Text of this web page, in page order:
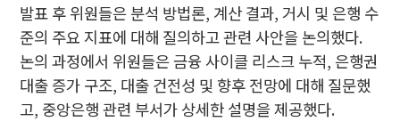
발표 후 위원들은 분석 방법론, 계산 결과, 거시 및 은행 수
준의 주요 지표에 대해 질의하고 관련 사안을 논의했다.
논의 과정에서 위원들은 금융 사이클 리스크 누적, 은행권
대출 증가 구조, 대출 건전성 및 향후 전망에 대해 질문했
고, 중앙은행 관련 부서가 상세한 설명을 제공했다.